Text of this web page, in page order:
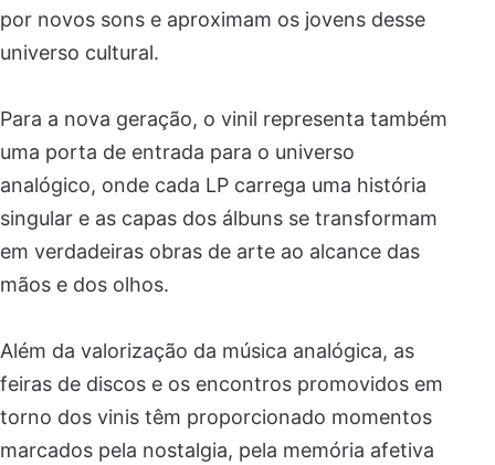
por novos sons e aproximam os jovens desse
universo cultural.
Para a nova geração, o vinil representa também
uma porta de entrada para o universo
analógico, onde cada LP carrega uma história
singular e as capas dos álbuns se transformam
em verdadeiras obras de arte ao alcance das
mãos e dos olhos.
Além da valorização da música analógica, as
feiras de discos e os encontros promovidos em
torno dos vinis têm proporcionado momentos
marcados pela nostalgia, pela memória afetiva